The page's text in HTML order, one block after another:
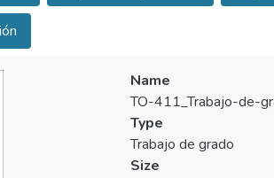
Name
TO-411_Trabajo-de-
Type
Trabajo de grado
Size